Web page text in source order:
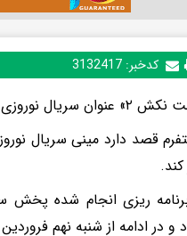
کدخبر:3132417
است که در ۸ قسمت آماده انتشار شده است.
قصد دارد مینی سریال
در ادامه از شنبه نهم